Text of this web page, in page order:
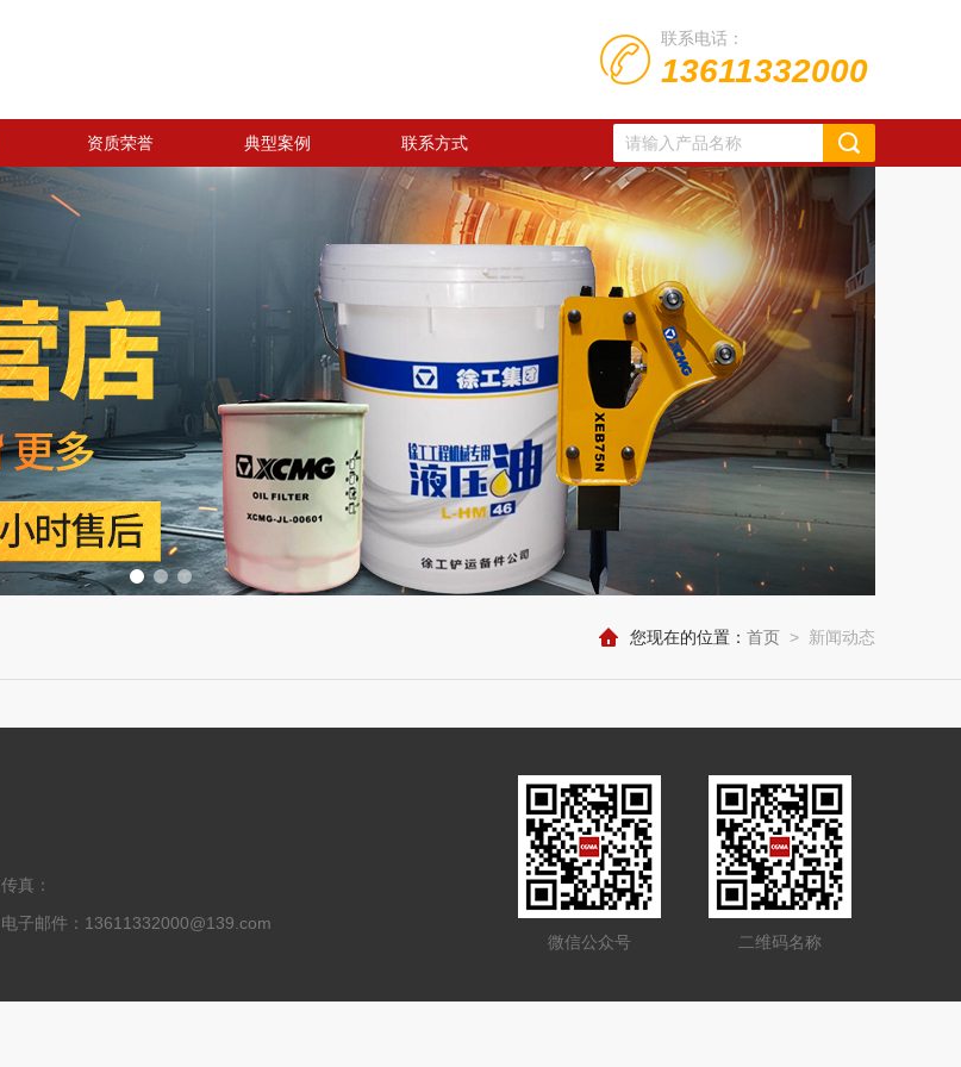
联系电话：
13611332000
资质荣誉 典型案例 联系方式
您现在的位置： 首页 > 新闻动态
传真：
电子邮件：13611332000@139.com
微信公众号
二维码名称